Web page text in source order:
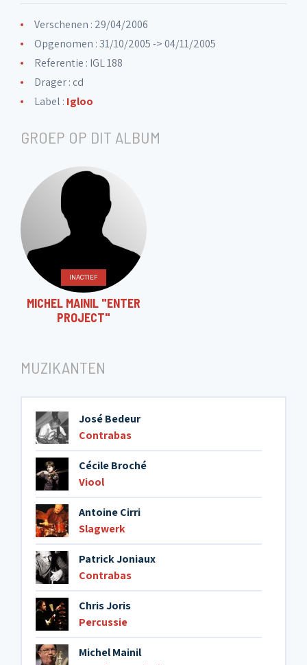
9. Demain 10 heures
Verschenen : 29/04/2006
Opgenomen : 31/10/2005 -> 04/11/2005
Referentie : IGL 188
Drager : cd
Label : Igloo
GROEP OP DIT ALBUM
INACTIEF
MICHEL MAINIL "ENTER
PROJECT"
MUZIKANTEN
José Bedeur
Contrabas
Cécile Broché
Viool
Antoine Cirri
Slagwerk
Patrick Joniaux
Contrabas
Chris Joris
Percussie
Michel Mainil